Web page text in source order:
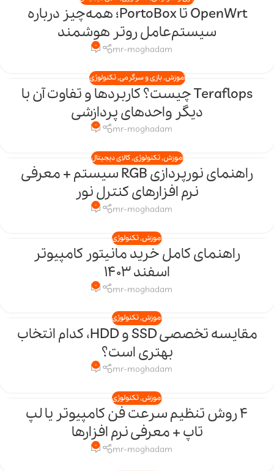
OpenWrt تا PortoBox؛ همه‌چیز درباره
سیستم‌عامل روتر هوشمند
mr-moghadam
0
25
آموزش,بازی و سرگرمی,تکنولوژی
Teraflops چیست؟ کاربردها و تفاوت آن با
دیگر واحدهای پردازشی
mr-moghadam
0
15
آموزش,تکنولوژی,کالای دیجیتال
راهنمای نورپردازی RGB سیستم + معرفی
نرم افزارهای کنترل نور
mr-moghadam
0
آموزش,تکنولوژی
راهنمای کامل خرید مانیتور کامپیوتر
اسفند 1403
mr-moghadam
0
28
آموزش,تکنولوژی
مقایسه تخصصی SSD و HDD، کدام انتخاب
بهتری است؟
mr-moghadam
0
آموزش,تکنولوژی
4 روش تنظیم سرعت فن کامپیوتر یا لپ
تاپ + معرفی نرم افزارها
mr-moghadam
0